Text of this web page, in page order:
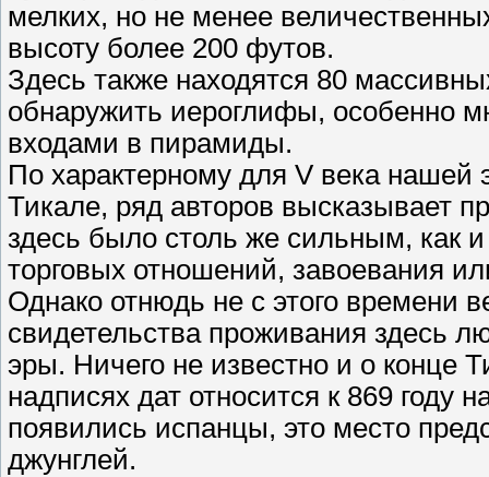
мелких, но не менее
высоту более 200 футов.
Здесь также находятся 80
обнаружить иероглифы, особенно
входами в пирамиды.
По характерному для V века нашей
Тикале, ряд авторов высказывает
здесь было столь же сильным, как
торговых отношений, завоевания
Однако отнюдь не с этого времени
свидетельства проживания здесь
эры. Ничего не известно и о конце
надписях дат относится к 869 году
появились испанцы, это место
джунглей.